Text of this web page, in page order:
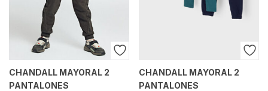
CHANDALL MAYORAL 2
PANTALONES
CHANDALL MAYORAL 2
PANTALONES